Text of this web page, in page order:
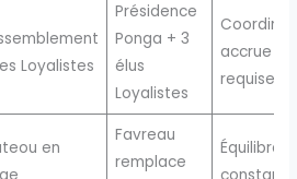
Loyalistes
Présidence
Ponga + 3
élus
Loyalistes
accrue
requise
en
Favreau
remplace
Équilibres